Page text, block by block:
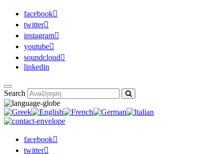
facebook
twitter
instagram
youtube
soundcloud
linkedin
Search
facebook
twitter